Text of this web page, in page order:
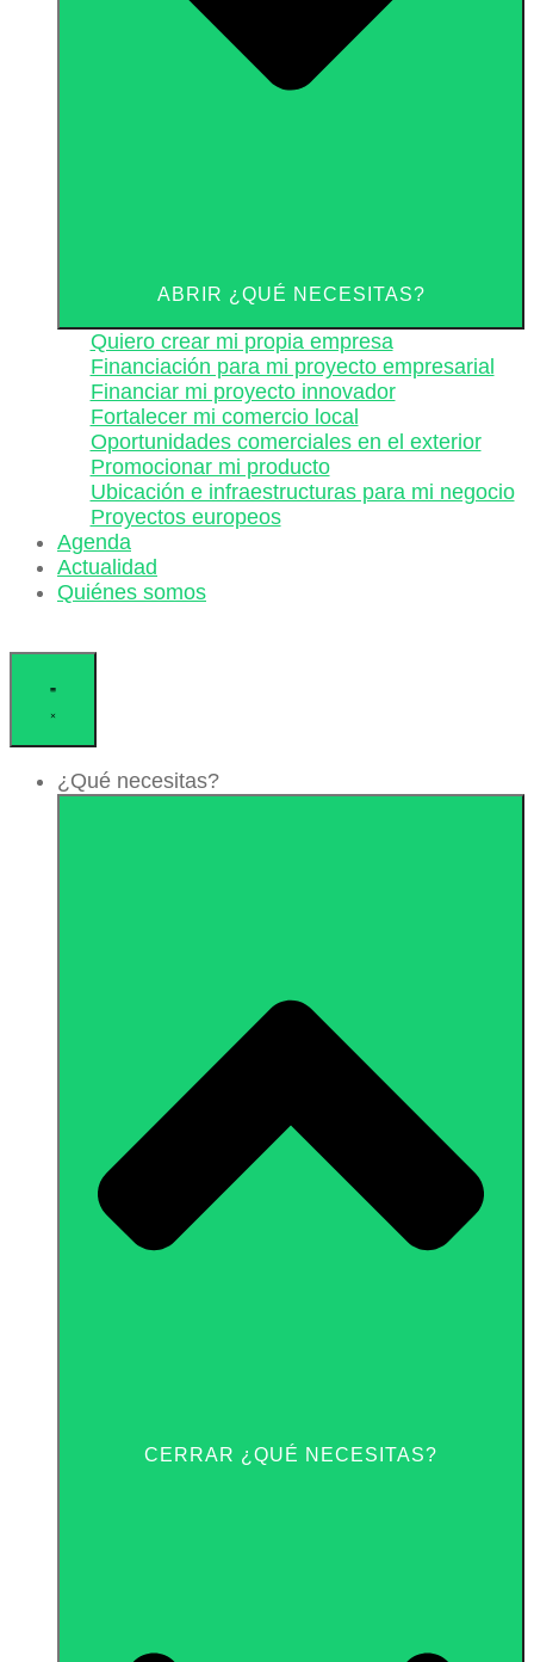
ABRIR ¿QUÉ NECESITAS?
Quiero crear mi propia empresa
Financiación para mi proyecto empresarial
Financiar mi proyecto innovador
Fortalecer mi comercio local
Oportunidades comerciales en el exterior
Promocionar mi producto
Ubicación e infraestructuras para mi negocio
Proyectos europeos
Agenda
Actualidad
Quiénes somos
¿Qué necesitas?
CERRAR ¿QUÉ NECESITAS?